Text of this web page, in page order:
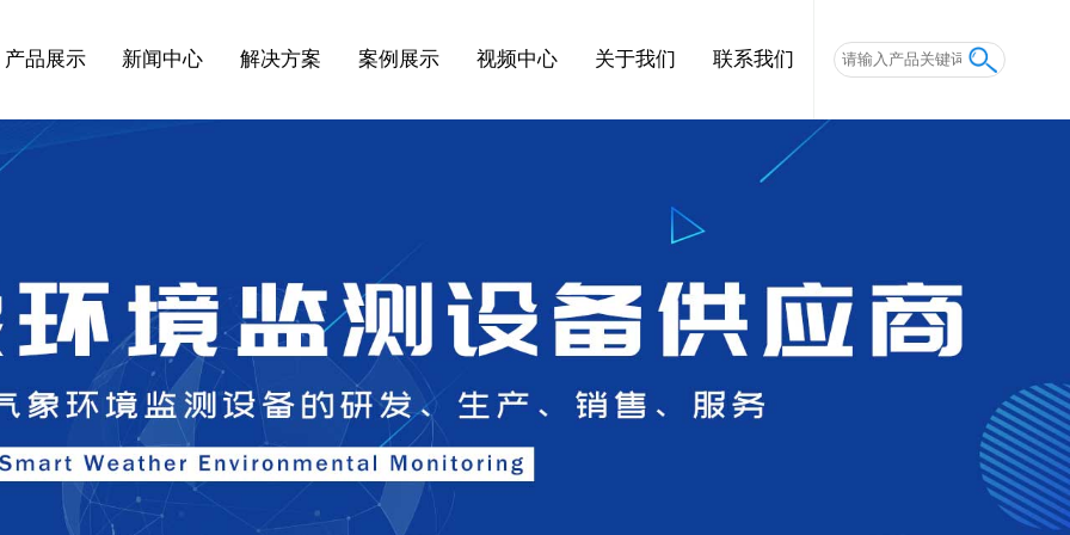
产品展示 新闻中心 解决方案 案例展示 视频中心 关于我们 联系我们